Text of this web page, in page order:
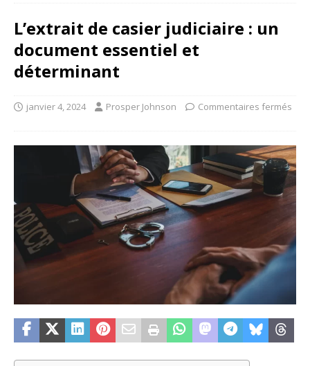
L’extrait de casier judiciaire : un
document essentiel et
déterminant
janvier 4, 2024 Prosper Johnson Commentaires fermés